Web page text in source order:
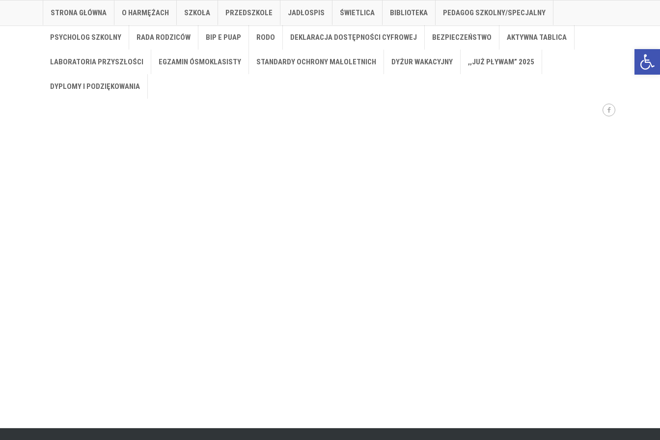
STRONA GŁÓWNA O HARMĘŻACH SZKOŁA PRZEDSZKOLE JADŁOSPIS ŚWIETLICA BIBLIOTEKA PEDAGOG SZKOLNY/SPECJALNY
PSYCHOLOG SZKOLNY RADA RODZICÓW BIP E PUAP RODO DEKLARACJA DOSTĘPNOŚCI CYFROWEJ BEZPIECZEŃSTWO AKTYWNA TABLICA
LABORATORIA PRZYSZŁOŚCI EGZAMIN ÓSMOKLASISTY STANDARDY OCHRONY MAŁOLETNICH DYŻUR WAKACYJNY ,,JUŻ PŁYWAM” 2025
DYPLOMY I PODZIĘKOWANIA